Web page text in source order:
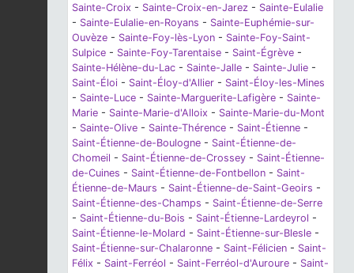
Sainte-Croix - Sainte-Croix-en-Jarez - Sainte-Eulalie
- Sainte-Eulalie-en-Royans - Sainte-Euphémie-sur-
Ouvèze - Sainte-Foy-lès-Lyon - Sainte-Foy-Saint-
Sulpice - Sainte-Foy-Tarentaise - Saint-Égrève -
Sainte-Hélène-du-Lac - Sainte-Jalle - Sainte-Julie -
Saint-Éloi - Saint-Éloy-d'Allier - Saint-Éloy-les-Mines
- Sainte-Luce - Sainte-Marguerite-Lafigère - Sainte-
Marie - Sainte-Marie-d'Alloix - Sainte-Marie-du-Mont
- Sainte-Olive - Sainte-Thérence - Saint-Étienne -
Saint-Étienne-de-Boulogne - Saint-Étienne-de-
Chomeil - Saint-Étienne-de-Crossey - Saint-Étienne-
de-Cuines - Saint-Étienne-de-Fontbellon - Saint-
Étienne-de-Maurs - Saint-Étienne-de-Saint-Geoirs -
Saint-Étienne-des-Champs - Saint-Étienne-de-Serre
- Saint-Étienne-du-Bois - Saint-Étienne-Lardeyrol -
Saint-Étienne-le-Molard - Saint-Étienne-sur-Blesle -
Saint-Étienne-sur-Chalaronne - Saint-Félicien - Saint-
Félix - Saint-Ferréol - Saint-Ferréol-d'Auroure - Saint-